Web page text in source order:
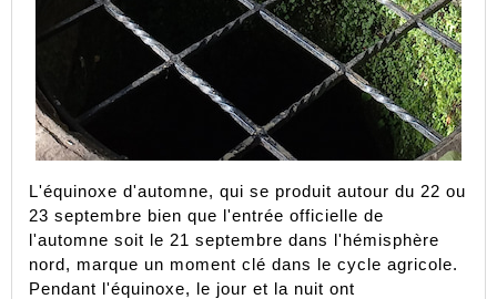
L'équinoxe d'automne, qui se produit autour du 22 ou
23 septembre bien que l'entrée officielle de
l'automne soit le 21 septembre dans l'hémisphère
nord, marque un moment clé dans le cycle agricole.
Pendant l'équinoxe, le jour et la nuit ont